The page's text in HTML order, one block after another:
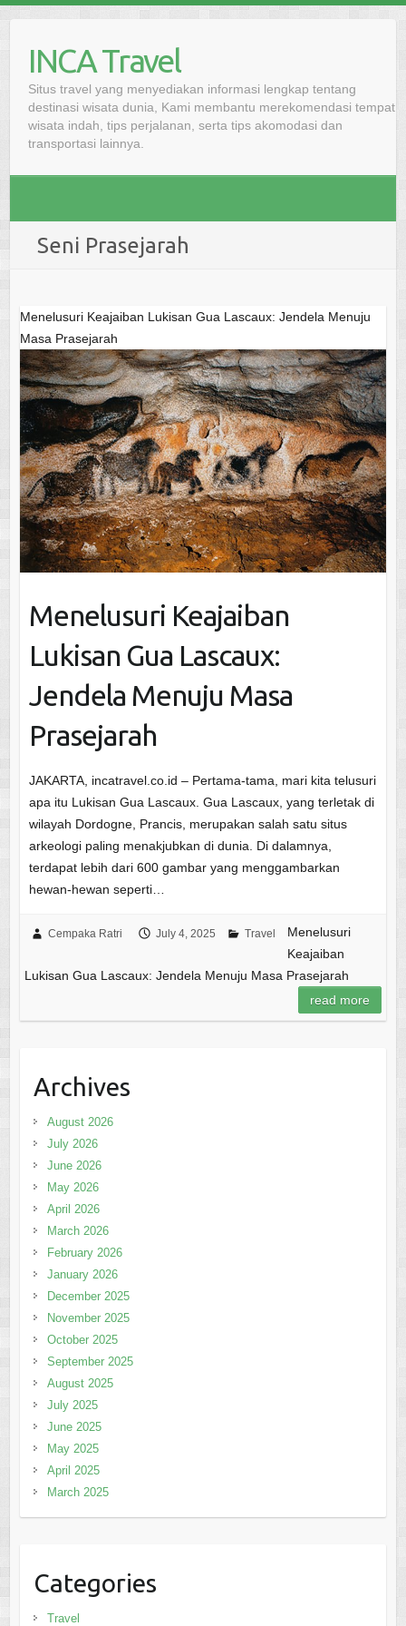
contentINCA Travel
Situs travel yang menyediakan informasi lengkap tentang
destinasi wisata dunia, Kami membantu merekomendasi tempat
wisata indah, tips perjalanan, serta tips akomodasi dan
transportasi lainnya.
Seni Prasejarah
Menelusuri Keajaiban Lukisan Gua Lascaux: Jendela Menuju
Masa Prasejarah
Menelusuri Keajaiban
Lukisan Gua Lascaux:
Jendela Menuju Masa
Prasejarah
JAKARTA, incatravel.co.id – Pertama-tama, mari kita telusuri
apa itu Lukisan Gua Lascaux. Gua Lascaux, yang terletak di
wilayah Dordogne, Prancis, merupakan salah satu situs
arkeologi paling menakjubkan di dunia. Di dalamnya,
terdapat lebih dari 600 gambar yang menggambarkan
hewan-hewan seperti…
Cempaka Ratri July 4, 2025 Travel
Menelusuri
Keajaiban
Lukisan Gua Lascaux: Jendela Menuju Masa Prasejarah
read more
Archives
August 2026
July 2026
June 2026
May 2026
April 2026
March 2026
February 2026
January 2026
December 2025
November 2025
October 2025
September 2025
August 2025
July 2025
June 2025
May 2025
April 2025
March 2025
Categories
Travel